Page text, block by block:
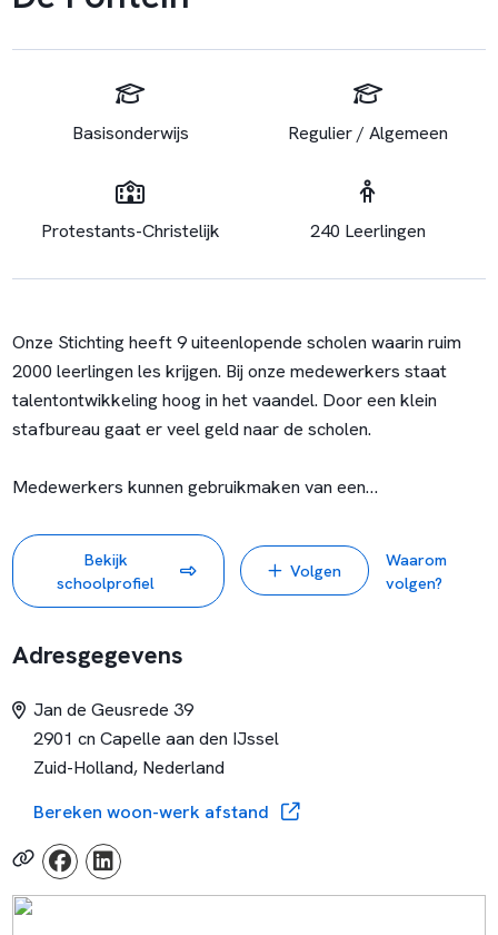
Basisonderwijs Regulier / Algemeen
Protestants-Christelijk 240 Leerlingen
Onze Stichting heeft 9 uiteenlopende scholen waarin ruim
2000 leerlingen les krijgen. Bij onze medewerkers staat
talentontwikkeling hoog in het vaandel. Door een klein
stafbureau gaat er veel geld naar de scholen.
Medewerkers kunnen gebruikmaken van een
collectieve arbeidsongeschiktheidsverzekering. Daarnaast
kunnen ze gebruik maken van een collectiviteitskorting op
een zorgverzekering.
van clustervervangers die in dienst zijn van de organisatie.
Bekijk
schoolprofiel
Volgen
Waarom
volgen?
Adresgegevens
Jan de Geusrede 39
2901 cn Capelle aan den IJssel
Zuid-Holland, Nederland
Bereken woon-werk afstand